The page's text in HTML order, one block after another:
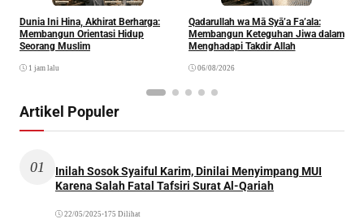
Dunia Ini Hina, Akhirat Berharga:
Membangun Orientasi Hidup
Seorang Muslim
1 jam lalu
Qadarullah wa Mā Syā’a Fa’ala:
Membangun Keteguhan Jiwa dalam
Menghadapi Takdir Allah
06/08/2026
Artikel Populer
01
Inilah Sosok Syaiful Karim, Dinilai Menyimpang MUI
Karena Salah Fatal Tafsiri Surat Al-Qariah
22/05/2025 •175 Dilihat